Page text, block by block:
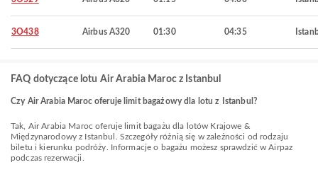
3O438 Airbus A320 01:30 04:35
FAQ dotyczące lotu Air Arabia Maroc z Istanbul
Czy Air Arabia Maroc oferuje limit bagażowy dla lotu z Istanbul?
Tak, Air Arabia Maroc oferuje limit bagażu dla lotów Krajowe &
Międzynarodowy z Istanbul. Szczegóły różnią się w zależności od rodzaju
biletu i kierunku podróży. Informacje o bagażu możesz sprawdzić w Airpaz
podczas rezerwacji.